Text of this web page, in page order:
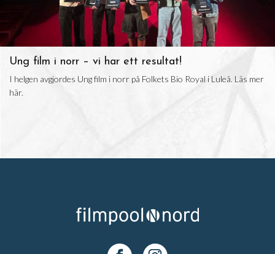
Ung film i norr – vi har ett resultat!
I helgen avgjordes Ung film i norr på Folkets Bio Royal i Luleå. Läs mer
här.